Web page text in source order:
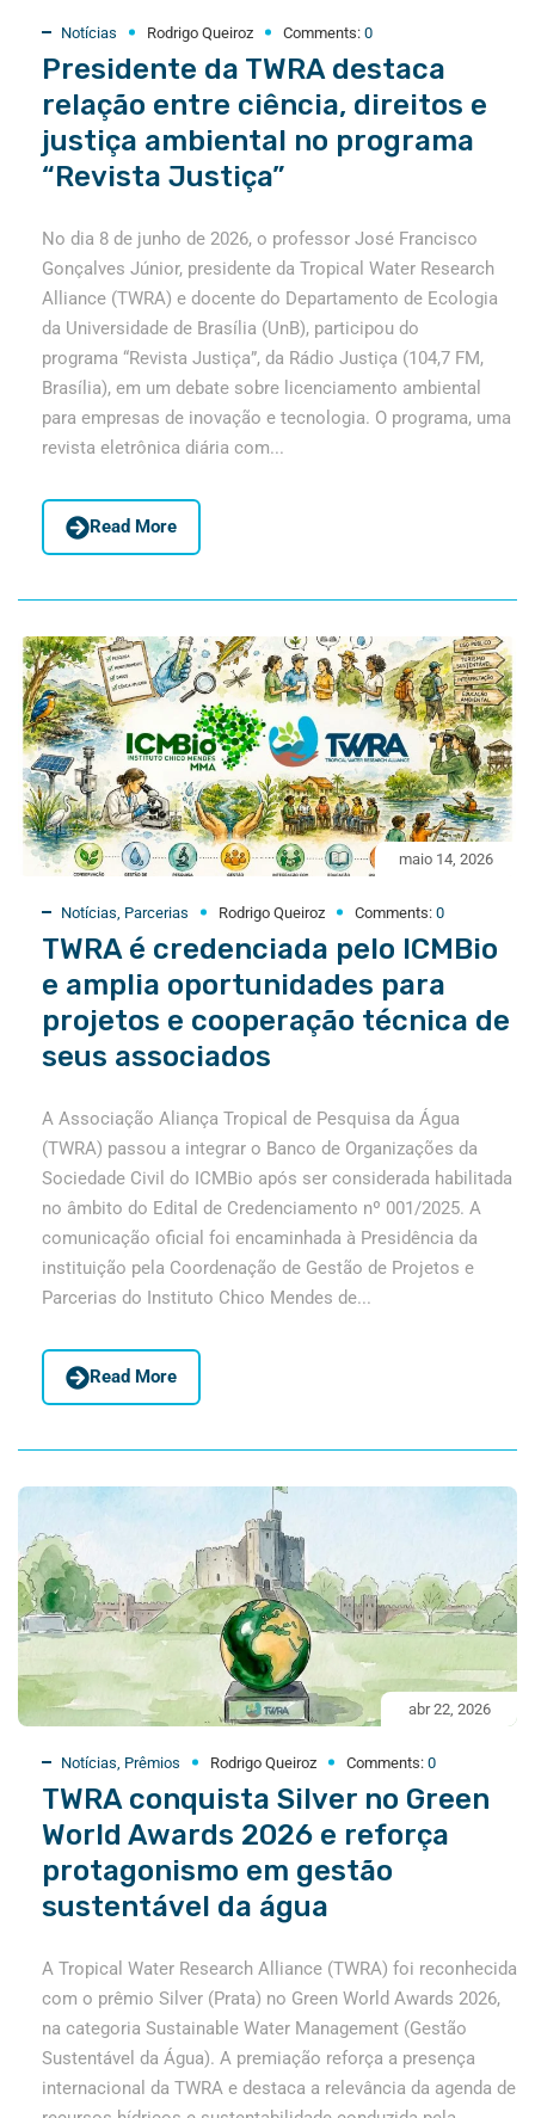
Notícias Rodrigo Queiroz Comments: 0
Presidente da TWRA destaca
relação entre ciência, direitos e
justiça ambiental no programa
“Revista Justiça”
No dia 8 de junho de 2026, o professor José Francisco
Gonçalves Júnior, presidente da Tropical Water Research
Alliance (TWRA) e docente do Departamento de Ecologia
da Universidade de Brasília (UnB), participou do
programa “Revista Justiça”, da Rádio Justiça (104,7 FM,
Brasília), em um debate sobre licenciamento ambiental
para empresas de inovação e tecnologia. O programa, uma
revista eletrônica diária com...
Read More
maio 14, 2026
Notícias Parcerias Rodrigo Queiroz Comments: 0
TWRA é credenciada pelo ICMBio
e amplia oportunidades para
projetos e cooperação técnica de
seus associados
A Associação Aliança Tropical de Pesquisa da Água
(TWRA) passou a integrar o Banco de Organizações da
Sociedade Civil do ICMBio após ser considerada habilitada
no âmbito do Edital de Credenciamento nº 001/2025. A
comunicação oficial foi encaminhada à Presidência da
instituição pela Coordenação de Gestão de Projetos e
Parcerias do Instituto Chico Mendes de...
Read More
abr 22, 2026
Notícias Prêmios Rodrigo Queiroz Comments: 0
TWRA conquista Silver no Green
World Awards 2026 e reforça
protagonismo em gestão
sustentável da água
A Tropical Water Research Alliance (TWRA) foi reconhecida
com o prêmio Silver (Prata) no Green World Awards 2026,
na categoria Sustainable Water Management (Gestão
Sustentável da Água). A premiação reforça a presença
internacional da TWRA e destaca a relevância da agenda de